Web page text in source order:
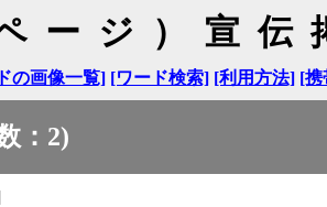
ージ）宣伝
の画像一覧] [ワード検索] [利用方法] [携
：2)